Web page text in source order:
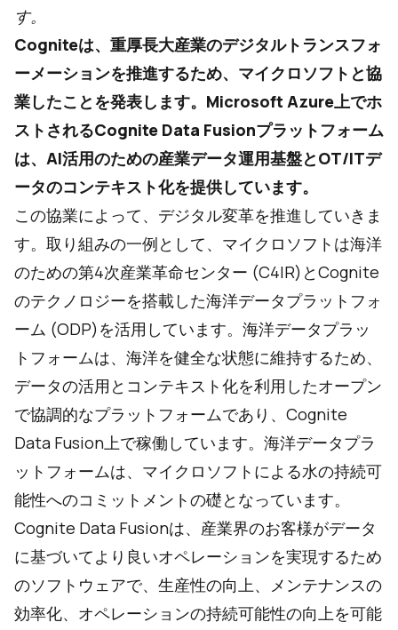
す。
Cogniteは、重厚長大産業のデジタルトランスフォ
ーメーションを推進するため、マイクロソフトと協
業したことを発表します。Microsoft Azure上でホ
ストされるCognite Data Fusionプラットフォーム
は、AI活用のための産業データ運用基盤とOT/ITデ
ータのコンテキスト化を提供しています。
この協業によって、デジタル変革を推進していきま
す。取り組みの一例として、マイクロソフトは海洋
のための第4次産業革命センター (C4IR)とCognite
のテクノロジーを搭載した海洋データプラットフォ
ーム (ODP)を活用しています。海洋データプラッ
トフォームは、海洋を健全な状態に維持するため、
データの活用とコンテキスト化を利用したオープン
で協調的なプラットフォームであり、Cognite
Data Fusion上で稼働しています。海洋データプラ
ットフォームは、マイクロソフトによる水の持続可
能性へのコミットメントの礎となっています。
Cognite Data Fusionは、産業界のお客様がデータ
に基づいてより良いオペレーションを実現するため
のソフトウェアで、生産性の向上、メンテナンスの
効率化、オペレーションの持続可能性の向上を可能